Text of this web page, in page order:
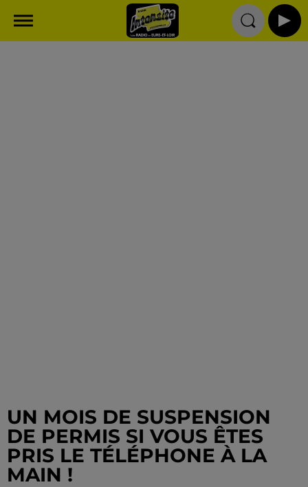
UN MOIS DE SUSPENSION
DE PERMIS SI VOUS ÊTES
PRIS LE TÉLÉPHONE À LA
MAIN !